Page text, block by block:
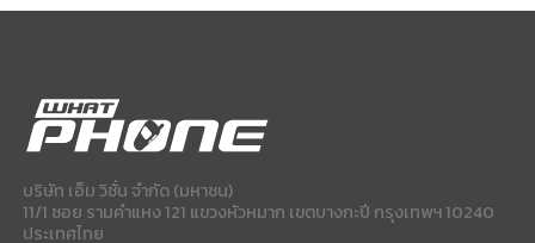
บริษัท เอ็ม วิชั่น จำกัด (มหาชน)
11/1 ซอย รามคำแหง 121 แขวงหัวหมาก เขตบางกะปี กรุงเทพฯ 10240
ประเทศไทย